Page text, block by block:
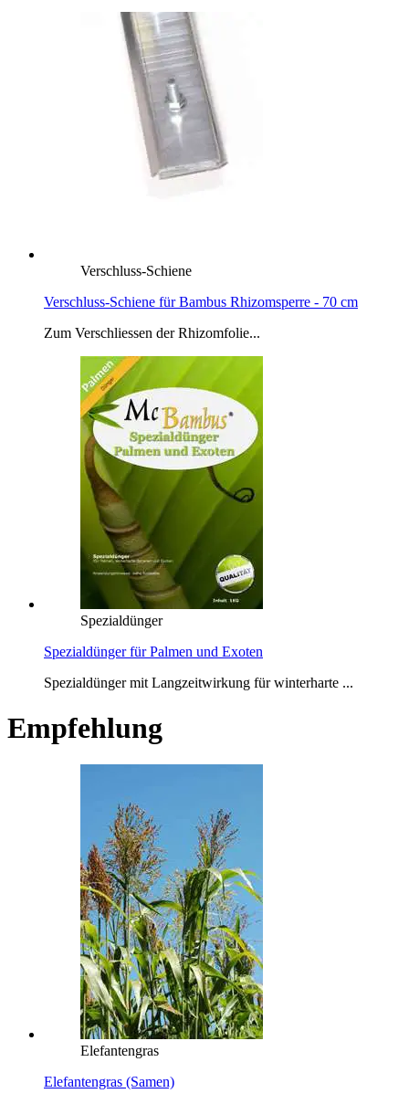
Verschluss-Schiene
Verschluss-Schiene für Bambus Rhizomsperre - 70 cm
Zum Verschliessen der Rhizomfolie...
Spezialdünger
Spezialdünger für Palmen und Exoten
Spezialdünger mit Langzeitwirkung für winterharte ...
Empfehlung
Elefantengras
Elefantengras (Samen)